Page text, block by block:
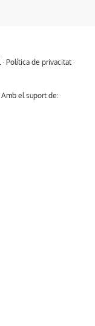
· Política de privacitat·
Amb el suport de: